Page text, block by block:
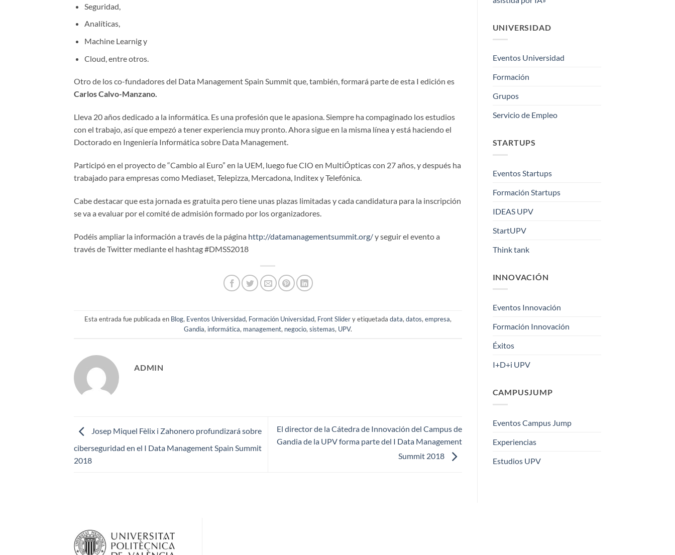
Seguridad,
Analíticas,
Machine Learnig y
Cloud, entre otros.
Otro de los co-fundadores del Data Management Spain Summit que, también, formará parte de esta I edición es
Carlos Calvo-Manzano.
Lleva 20 años dedicado a la informática. Es una profesión que le apasiona. Siempre ha compaginado los estudios
con el trabajo, así que empezó a tener experiencia muy pronto. Ahora sigue en la misma línea y está haciendo el
Doctorado en Ingeniería Informática sobre Data Management.
Participó en el proyecto de “Cambio al Euro” en la UEM, luego fue CIO en MultiÓpticas con 27 años, y después ha
trabajado para empresas como Mediaset, Telepizza, Mercadona, Inditex y Telefónica.
Cabe destacar que esta jornada es gratuita pero tiene unas plazas limitadas y cada candidatura para la inscripción
se va a evaluar por el comité de admisión formado por los organizadores.
Podéis ampliar la información a través de la página http://datamanagementsummit.org/y seguir el evento a
través de Twitter mediante el hashtag #DMSS2018
Esta entrada fue publicada en Blog, Eventos Universidad, Formación Universidad, Front Slidery etiquetada data, datos, empresa,
Gandia, informática, management, negocio, sistemas, UPV.
ADMIN
Josep Miquel Fèlix i Zahonero profundizará sobre
ciberseguridad en el I Data Management Spain Summit
2018
El director de la Cátedra de Innovación del Campus de
Gandia de la UPV forma parte del I Data Management
Summit 2018
UNIVERSIDAD
Eventos Universidad
Formación
Grupos
Servicio de Empleo
STARTUPS
Eventos Startups
Formación Startups
IDEAS UPV
StartUPV
Think tank
INNOVACIÓN
Eventos Innovación
Formación Innovación
Éxitos
I+D+i UPV
CAMPUSJUMP
Eventos Campus Jump
Experiencias
Estudios UPV